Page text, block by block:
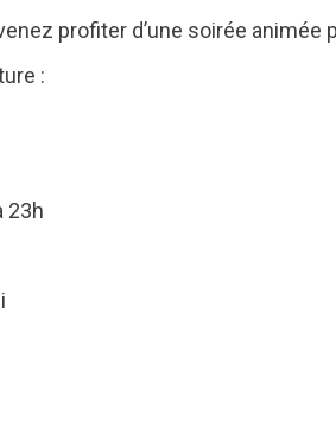
profiter d’une soirée animée
:
23h